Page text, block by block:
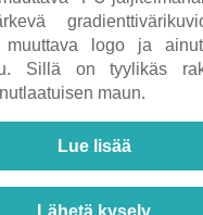
muuttava logo ja
Sillä on tyylikäs
maun.
Lue lisää